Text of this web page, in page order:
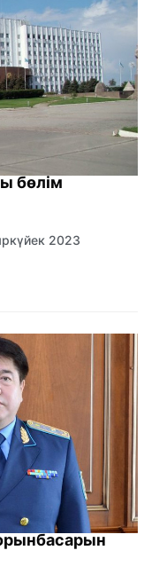
бөлім
2023